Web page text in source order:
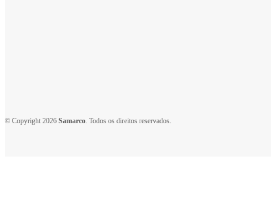
© Copyright 2026 Samarco . Todos os direitos reservados.